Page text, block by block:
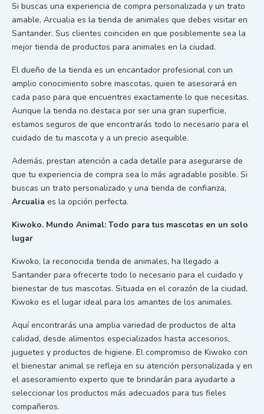
Si buscas una experiencia de compra personalizada y un trato
amable, Arcualia es la tienda de animales que debes visitar en
Santander. Sus clientes coinciden en que posiblemente sea la
mejor tienda de productos para animales en la ciudad.
El dueño de la tienda es un encantador profesional con un
amplio conocimiento sobre mascotas, quien te asesorará en
cada paso para que encuentres exactamente lo que necesitas.
Aunque la tienda no destaca por ser una gran superficie,
estamos seguros de que encontrarás todo lo necesario para el
cuidado de tu mascota y a un precio asequible.
Además, prestan atención a cada detalle para asegurarse de
que tu experiencia de compra sea lo más agradable posible. Si
buscas un trato personalizado y una tienda de confianza,
Arcualia es la opción perfecta.
Kiwoko. Mundo Animal: Todo para tus mascotas en un solo
lugar
Kiwoko, la reconocida tienda de animales, ha llegado a
Santander para ofrecerte todo lo necesario para el cuidado y
bienestar de tus mascotas. Situada en el corazón de la ciudad,
Kiwoko es el lugar ideal para los amantes de los animales.
Aquí encontrarás una amplia variedad de productos de alta
calidad, desde alimentos especializados hasta accesorios,
juguetes y productos de higiene. El compromiso de Kiwoko con
el bienestar animal se refleja en su atención personalizada y en
el asesoramiento experto que te brindarán para ayudarte a
seleccionar los productos más adecuados para tus fieles
compañeros.